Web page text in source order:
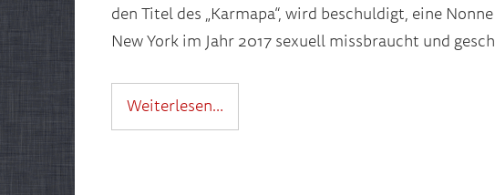
den Titel des „Karmapa“, wird beschuldigt, eine
New York im Jahr 2017 sexuell missbraucht und
Weiterlesen…